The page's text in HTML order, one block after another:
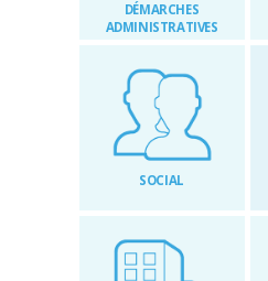
DÉMARCHES
ADMINISTRATIVES
SOCIAL